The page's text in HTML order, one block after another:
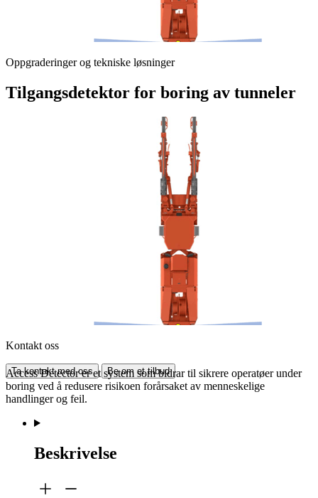
Oppgraderinger og tekniske løsninger
Tilgangsdetektor for boring av tunneler
Kontakt oss
Ta kontakt med oss Be om et tilbud
Access Detector er et system som bidrar til sikrere operatøer under
boring ved å redusere risikoen forårsaket av menneskelige
handlinger og feil.
Beskrivelse